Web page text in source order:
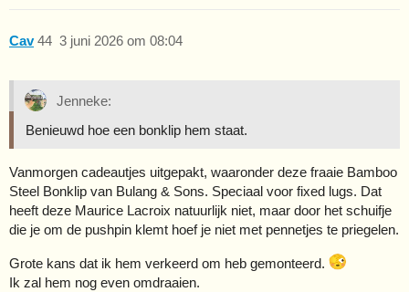
Cav 3 juni 2026 om 08:04
44
Jenneke:
Benieuwd hoe een bonklip hem staat.
Vanmorgen cadeautjes uitgepakt, waaronder deze fraaie Bamboo
Steel Bonklip van Bulang & Sons. Speciaal voor fixed lugs. Dat
heeft deze Maurice Lacroix natuurlijk niet, maar door het schuifje
die je om de pushpin klemt hoef je niet met pennetjes te priegelen.
Grote kans dat ik hem verkeerd om heb gemonteerd.
Ik zal hem nog even omdraaien.